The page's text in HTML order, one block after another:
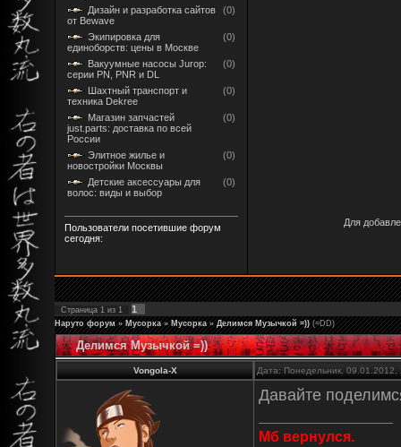
Дизайн и разработка сайтов
от Bewave
(0)
Экипировка для
единоборств: цены в Москве
(0)
Вакуумные насосы Jurop:
серии PN, PNR и DL
(0)
Шахтный транспорт и
техника Dekree
(0)
Магазин запчастей
just.parts: доставка по всей
России
(0)
Элитное жилье и
новостройки Москвы
(0)
Детские аксессуары для
волос: виды и выбор
(0)
Пользователи посетившие форум
сегодня:
Для
Страница 1 из 1 1
Наруто форум » Мусорка » Мусорка » Делимся Музычкой =)) (=DD)
Делимся Музычкой =))
Vongola-X Дата: Понедельник,
Давайте
Мб вернулся.